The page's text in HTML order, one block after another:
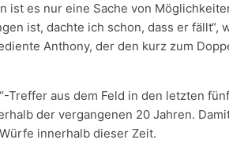
ist es nur eine Sache von
ist, dachte ich schon, dass er fällt“,
Anthony, der den kurz zum
Treffer aus dem Feld in den letzten
der vergangenen 20 Jahren.
innerhalb dieser Zeit.